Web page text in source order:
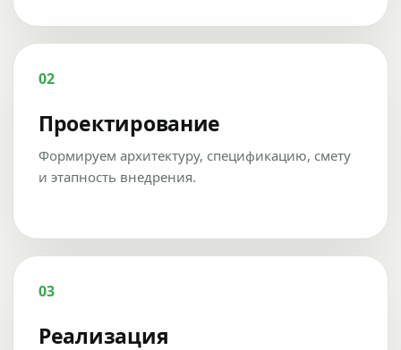
02
Проектирование
Формируем архитектуру, спецификацию, смету
и этапность внедрения.
03
Реализация